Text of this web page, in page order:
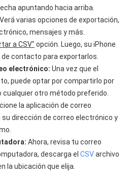
apuntando hacia arriba.
Verá varias opciones de exportación,
mensajes y más.
a CSV" opción. Luego, su iPhone
contacto para exportarlos.
electrónico: Una vez que el
puede optar por compartirlo por
otro método preferido.
la aplicación de correo
dirección de correo electrónico y
Ahora, revisa tu correo
descarga elCSVarchivo
la ubicación que elija.